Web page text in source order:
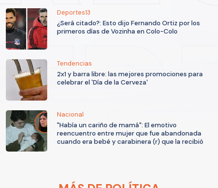
Deportes13
¿Será citado?: Esto dijo Fernando Ortiz por los
primeros días de Vozinha en Colo-Colo
Tendencias
2x1 y barra libre: las mejores promociones para
celebrar el 'Día de la Cerveza'
Nacional
"Había un cariño de mamá": El emotivo
reencuentro entre mujer que fue abandonada
cuando era bebé y carabinera (r) que la recibió